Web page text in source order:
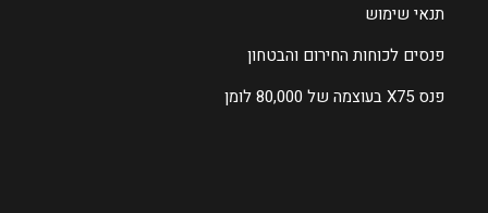
תנאי שימוש
פנסים לכוחות החירום והבטחון
פנס X75 בעוצמה של 80,000 לומן